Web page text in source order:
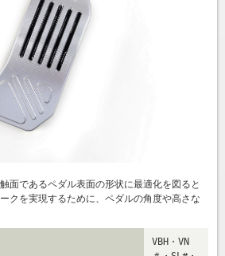
面であるペダル表面の形状に最適化を図ると
クを実現するために、ペダルの角度や高さな
VBH・VN